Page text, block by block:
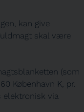
kan give
skal være
(som
København K, pr.
elektronisk via